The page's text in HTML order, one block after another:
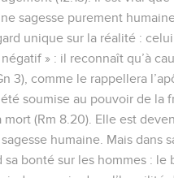
sagesse purement
unique sur la réalité :
négatif » : il reconnaît qu’à
3), comme le rappellera
été soumise au pouvoir de la
mort (Rm 8.20). Elle est
humaine. Mais dans
sa bonté sur les hommes : le